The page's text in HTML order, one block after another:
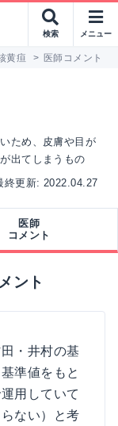
検索 メニュー
黄疸 > 医師コメント
ため、皮膚や目が
出てしまうもの
終更新: 2022.04.27
医師
コメント
ント
・井村の基
準値をもと
用していて
ない）と考